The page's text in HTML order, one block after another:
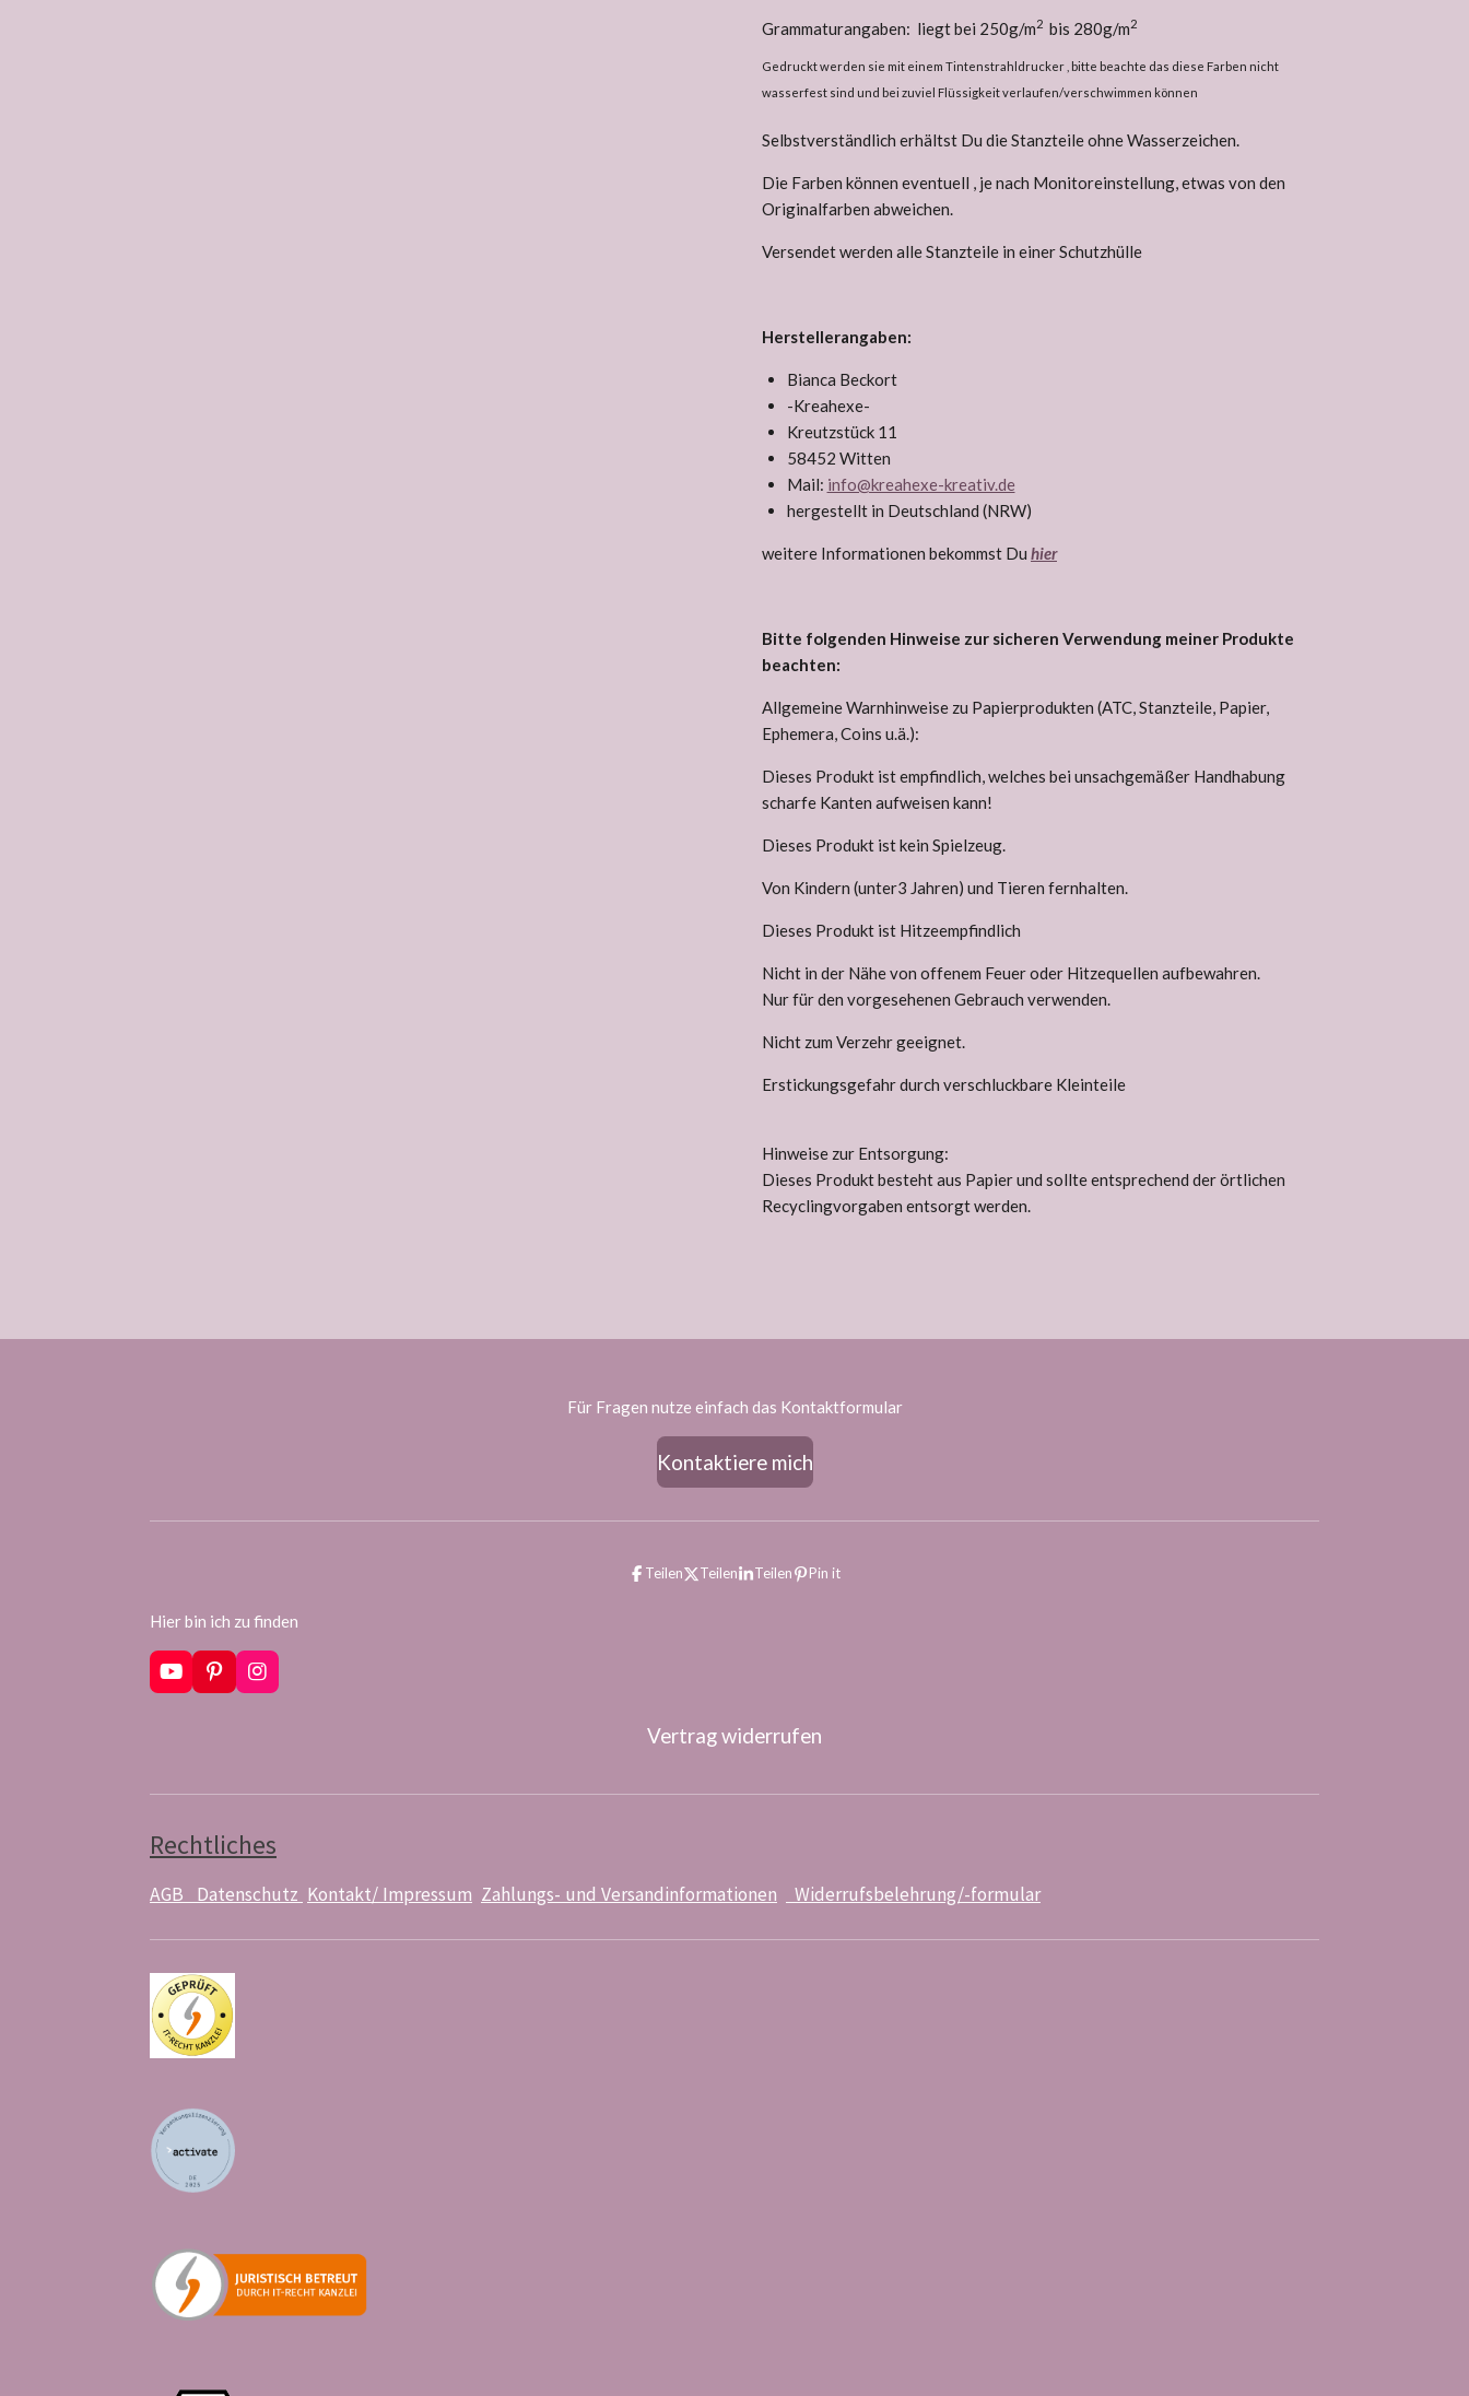
Grammaturangaben: liegt bei 250g/m2 bis 280g/m2
Gedruckt werden sie mit einem Tintenstrahldrucker , bitte beachte das diese Farben nicht
wasserfest sind und bei zuviel Flüssigkeit verlaufen/verschwimmen können
Selbstverständlich erhältst Du die Stanzteile ohne Wasserzeichen.
Die Farben können eventuell , je nach Monitoreinstellung, etwas von den
Originalfarben abweichen.
Versendet werden alle Stanzteile in einer Schutzhülle
Herstellerangaben:
Bianca Beckort
-Kreahexe-
Kreutzstück 11
58452 Witten
Mail: info@kreahexe-kreativ.de
hergestellt in Deutschland (NRW)
weitere Informationen bekommst Du hier
Bitte folgenden Hinweise zur sicheren Verwendung meiner Produkte
beachten:
Allgemeine Warnhinweise zu Papierprodukten (ATC, Stanzteile, Papier,
Ephemera, Coins u.ä.):
Dieses Produkt ist empfindlich, welches bei unsachgemäßer Handhabung
scharfe Kanten aufweisen kann!
Dieses Produkt ist kein Spielzeug.
Von Kindern (unter3 Jahren) und Tieren fernhalten.
Dieses Produkt ist Hitzeempfindlich
Nicht in der Nähe von offenem Feuer oder Hitzequellen aufbewahren.
Nur für den vorgesehenen Gebrauch verwenden.
Nicht zum Verzehr geeignet.
Erstickungsgefahr durch verschluckbare Kleinteile
Hinweise zur Entsorgung:
Dieses Produkt besteht aus Papier und sollte entsprechend der örtlichen
Recyclingvorgaben entsorgt werden.
Für Fragen nutze einfach das Kontaktformular
Kontaktiere mich
Teilen Teilen Teilen Pin it
Hier bin ich zu finden
Y
o
e
P
i
e
t
I
n
r
m
Vertrag widerrufen
Rechtliches
AGB Datenschutz Kontakt/ Impressum Zahlungs- und Versandinformationen Widerrufsbelehrung/-formular